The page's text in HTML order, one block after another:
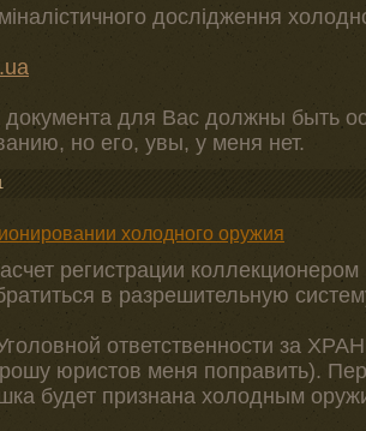
дослідження
документа для Вас должны быть
но его, увы, у меня нет.
холодного оружия
регистрации коллекционером
в разрешительную
ответственности за
юристов меня поправить).
будет признана холодным